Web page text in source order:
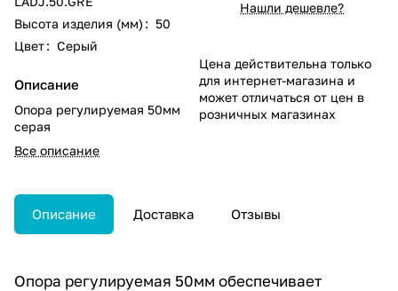
Высота изделия (мм) : 50
Цвет: Серый
Описание
Опора регулируемая 50мм
серая
Все описание
Нашли дешевле?
Цена действительна только
для интернет-магазина и
может отличаться от цен в
розничных магазинах
Описание Доставка Отзывы
Опора регулируемая 50мм обеспечивает